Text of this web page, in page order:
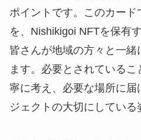
ポイントです。このカード
を、Nishikigoi NFTを保有
皆さんが地域の方々と一緒
ます。必要とされている
寧に考え、必要な場所に届
ジェクトの大切にしている